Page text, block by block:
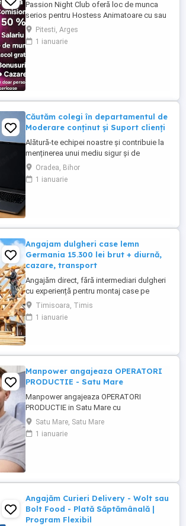
Passion Night Club oferă loc de munca
serios pentru Hostess Animatoare cu sau
fără experiență. Nu punem accent pe
aspecul fizic !! Dacă ai peste 18 ani, ești o
fire deschisă, sociabilă și fără inhibiții te
Pitesti, Arges
1 ianuarie
Căutăm colegi în departamentul de
Moderare conținut și Suport clienți
Alătură-te echipei noastre și contribuie la
menținerea unui mediu sigur și de
încredere pe platformele noastre de
anunțuri din România, Germania și
Ungaria. În funcție de experiența și
Oradea, Bihor
1 ianuarie
Angajam dulgheri case lemn
Germania 15.300 lei brut + diurnă,
cazare, transport
Angajăm direct, fără intermediari dulgheri
cu experiență pentru montaj case pe
structură de lemn, Germania (Bayern și
Baden-Württemberg). Salariu 15.300 RON
brut pe carte de muncă Plată săptămânală
legal, asigurare Angajare ...
Timisoara, Timis
1 ianuarie
Manpower angajeaza OPERATORI
PRODUCTIE - Satu Mare
Manpower angajeaza OPERATORI
PRODUCTIE in Satu Mare cu
disponibilitate la 3 schimburi.
Responsabilitati principale: - asamblarea
componentelor electrice si electronice
echipamentelor ...
Satu Mare, Satu Mare
1 ianuarie
Angajăm Curieri Delivery - Wolt sau
Bolt Food - Plată Săptămânală |
Program Flexibil